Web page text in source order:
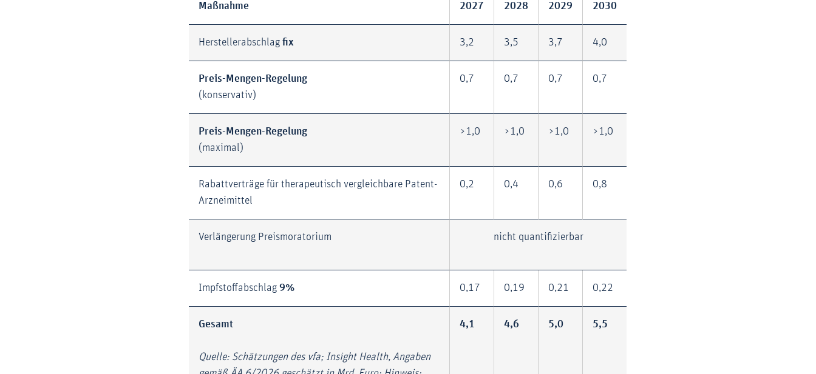
Maßnahme 2027 2028 2029 2030
Herstellerabschlagfix 3,2 3,5 3,7 4,0
Preis-Mengen-Regelung
(konservativ)
0,7 0,7 0,7 0,7
Preis-Mengen-Regelung
(maximal)
>1,0 >1,0 >1,0 >1,0
Rabattverträge für therapeutisch vergleichbare Patent-
Arzneimittel
0,2 0,4 0,6 0,8
Verlängerung Preismoratorium nicht quantifizierbar
Impfstoffabschlag9% 0,17 0,19 0,21 0,22
Gesamt
Quelle: Schätzungen des vfa; Insight Health, Angaben
4,1 4,6 5,0 5,5